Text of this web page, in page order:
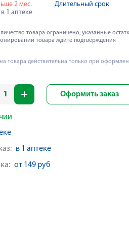
2 мес.
в 1 аптеке
Длительный срок
товара ограничено, указанные
товара ждите подтверждения
товара действительна только при
Оформить заказ
в 1 аптеке
от 149 руб